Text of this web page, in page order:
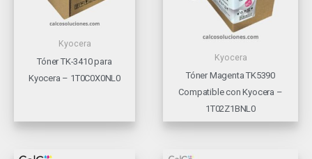
Kyocera
Tóner TK-3410 para
Kyocera – 1T0C0X0NL0
Kyocera
Tóner Magenta TK5390
Compatible con Kyocera –
1T02Z1BNL0